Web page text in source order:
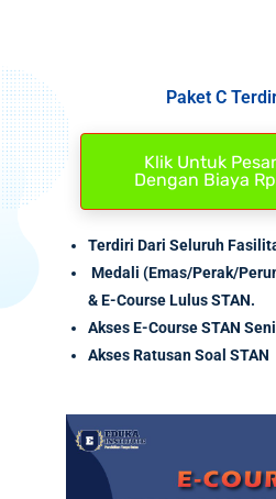
Paket C
Klik Untuk
Dengan Biaya
Terdiri Dari Seluruh
Medali (Emas/Perak/
& E-Course Lulus STAN.
AksesE-CourseSTAN
Akses Ratusan Soal STAN